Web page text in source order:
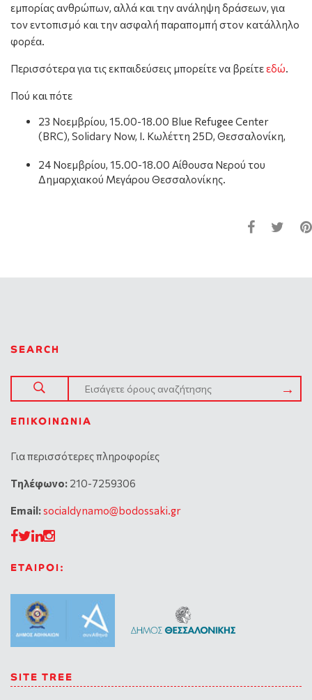
εμπορίας ανθρώπων, αλλά και την ανάληψη δράσεων, για
τον εντοπισμό και την ασφαλή παραπομπή στον κατάλληλο
φορέα.
Περισσότερα για τις εκπαιδεύσεις μπορείτε να βρείτεεδώ.
Πού και πότε
23 Νοεμβρίου, 15.00-18.00 Blue Refugee Center
(BRC), Solidary Now, Ι. Κωλέττη 25D, Θεσσαλονίκη,
24 Νοεμβρίου, 15.00-18.00 Αίθουσα Νερού του
Δημαρχιακού Μεγάρου Θεσσαλονίκης.
SEARCH
ΕΠΙΚΟΙΝΩΝΊΑ
Για περισσότερες πληροφορίες
Tηλέφωνο: 210-7259306
Email:socialdynamo@bodossaki.gr
ΕΤΑΙΡΟΙ:
SITE TREE